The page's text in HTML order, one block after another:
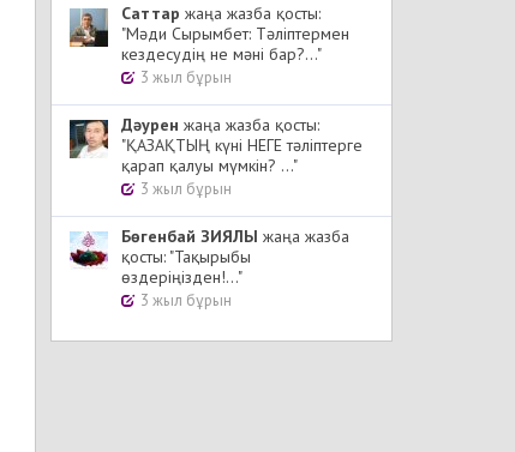
Cаттар жаңа жазба қосты:
"Мәди Сырымбет: Тәліптермен
кездесудің не мәні бар?..."
3 жыл бұрын
Дәурен жаңа жазба қосты:
"ҚАЗАҚТЫҢ күні НЕГЕ тәліптерге
қарап қалуы мүмкін? ..."
3 жыл бұрын
Бөгенбай ЗИЯЛЫ жаңа жазба
қосты: "Тақырыбы
өздеріңізден!..."
3 жыл бұрын